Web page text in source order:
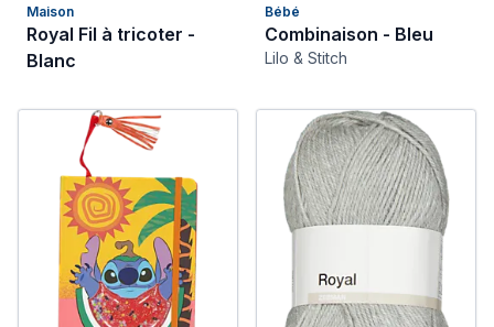
Maison
Royal Fil à tricoter -
Blanc
Bébé
Combinaison - Bleu
Lilo & Stitch